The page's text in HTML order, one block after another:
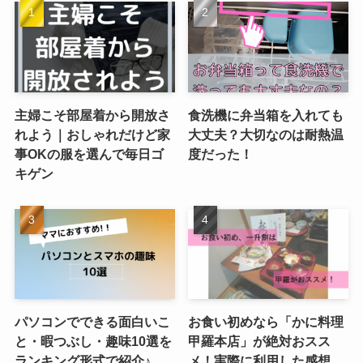
主婦こそ部屋着から開放さ
れよう｜おしゃれだけど家
事OKの服を選んで毎日ゴ
キゲン
食洗機に弁当箱を入れても
大丈夫？大切なのは耐熱温
度だった！
パソコンでできる面白いこ
と・暇つぶし・趣味10選を
お食い初めなら「かに料理
甲羅本店」が絶対おスス